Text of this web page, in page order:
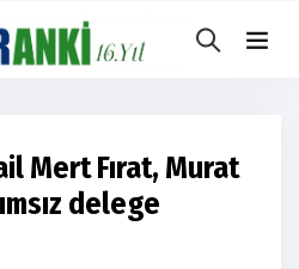
Mert Fırat, Murat
delege